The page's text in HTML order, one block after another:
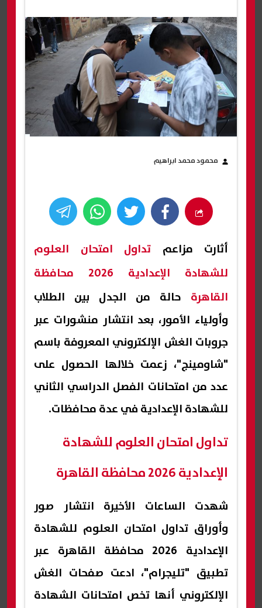
محمود محمد ابراهيم
أثارت مزاعم تداول امتحان العلوم
للشهادة الإعدادية 2026 محافظة
القاهرة حالة من الجدل بين الطلاب
وأولياء الأمور، بعد انتشار منشورات عبر
جروبات الغش الإلكتروني المعروفة باسم
"شاومينج"، زعمت خلالها الحصول على
عدد من امتحانات الفصل الدراسي الثاني
للشهادة الإعدادية في عدة محافظات.
تداول امتحان العلوم للشهادة
الإعدادية 2026 محافظة القاهرة
شهدت الساعات الأخيرة انتشار صور
وأوراق تداول امتحان العلوم للشهادة
الإعدادية 2026 محافظة القاهرة عبر
تطبيق "تليجرام"، ادعت صفحات الغش
الإلكتروني أنها تخص امتحانات الشهادة